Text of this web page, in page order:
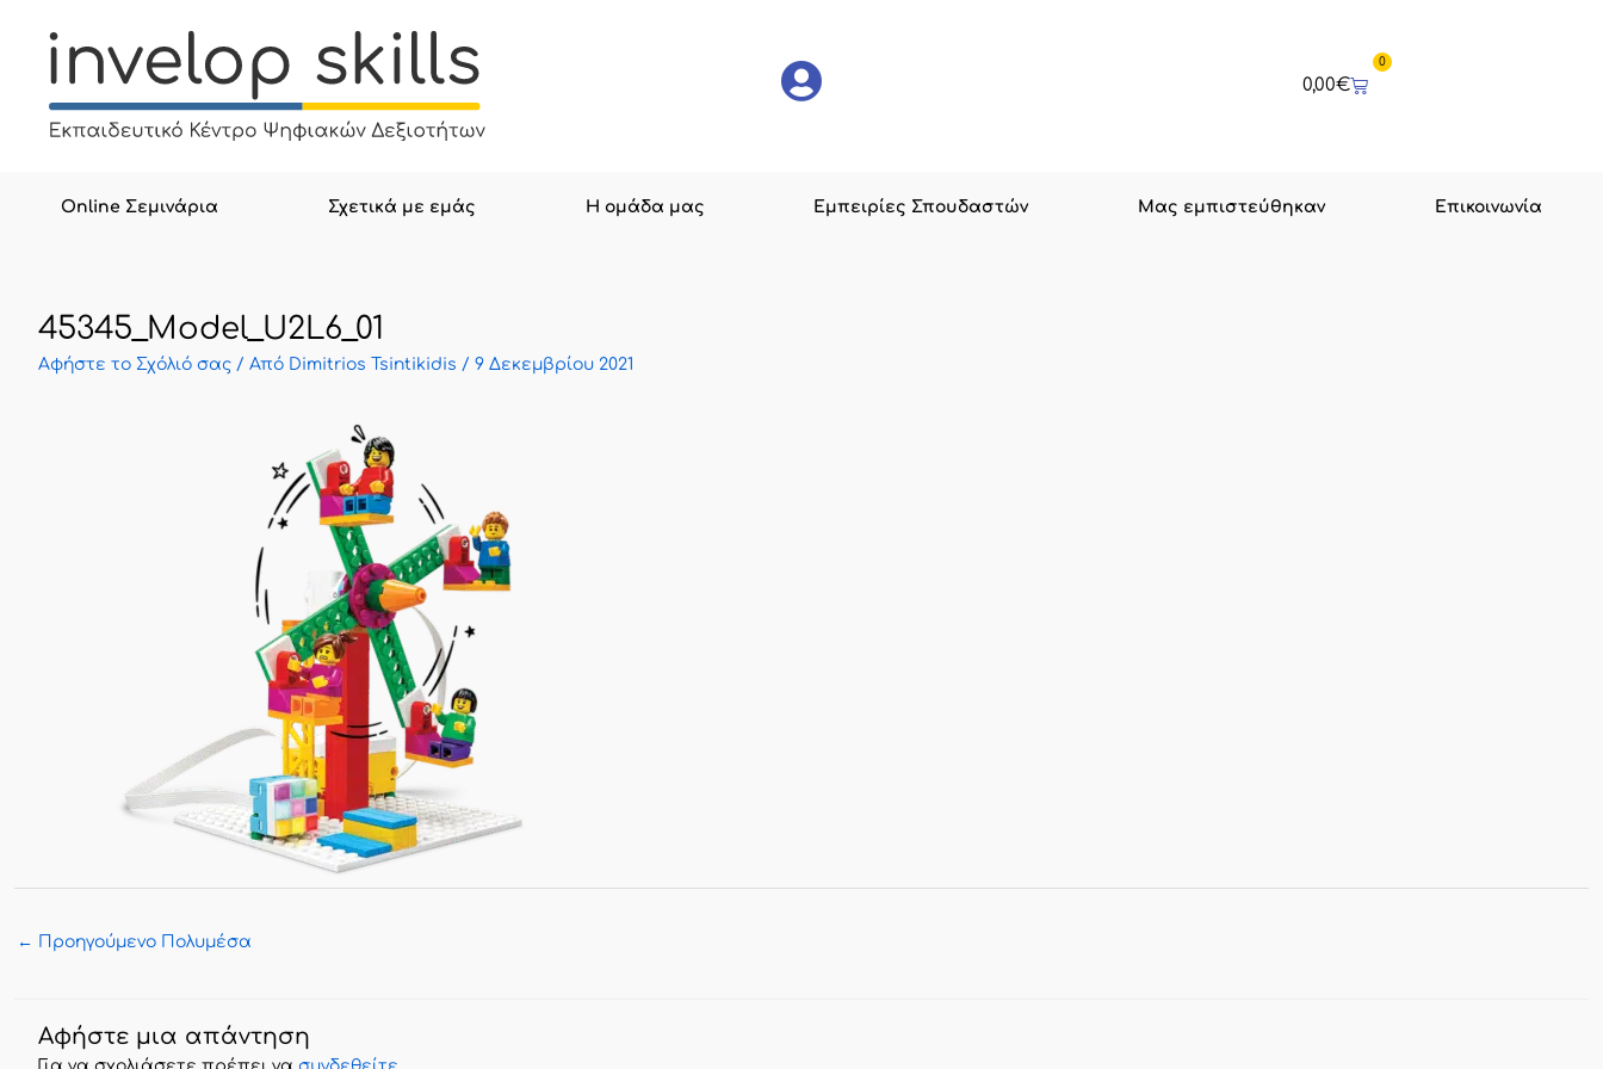
0,00€
0
Cart
Online Σεμινάρια Σχετικά με εμάς Η ομάδα μας Εμπειρίες Σπουδαστών Μας εμπιστεύθηκαν Επικοινωνία
45345_Model_U2L6_01
Αφήστε το Σχόλιό σας / Από Dimitrios Tsintikidis / 9 Δεκεμβρίου 2021
← Προηγούμενο Πολυμέσα
Αφήστε μια απάντηση